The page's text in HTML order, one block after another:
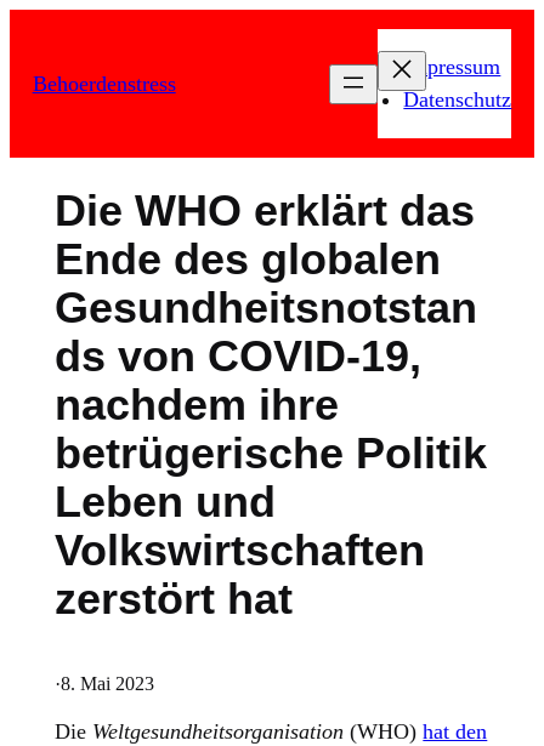
springen
Behoerdenstress
Impressum
Datenschutz
Die WHO erklärt das
Ende des globalen
Gesundheitsnotstan
ds von COVID-19,
nachdem ihre
betrügerische Politik
Leben und
Volkswirtschaften
zerstört hat
·8. Mai 2023
Die Weltgesundheitsorganisation(WHO)hat den